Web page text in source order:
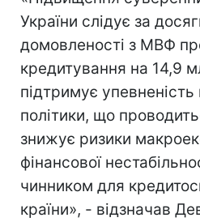
України слідує за
домовленості з МВФ
кредитування на 14,9
підтримує
політики, що
знижує ризики
фінансової
чинником для
країни», - відзначав